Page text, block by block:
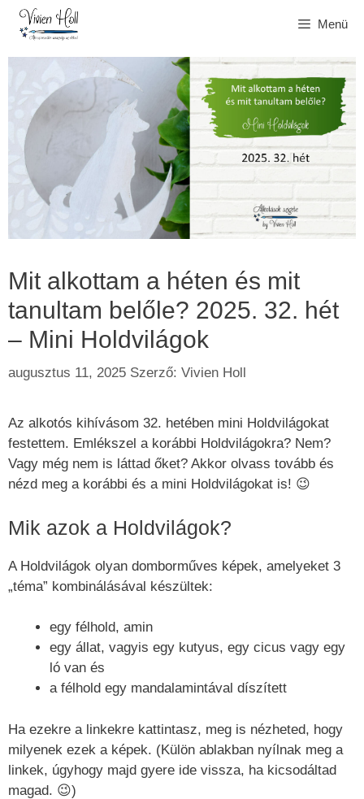
Kilépés
Menü
Mit alkottam a héten és mit
tanultam belőle? 2025. 32. hét
– Mini Holdvilágok
augusztus 11, 2025 Szerző: Vivien Holl
Az alkotós kihívásom 32. hetében mini Holdvilágokat
festettem. Emlékszel a korábbi Holdvilágokra? Nem?
Vagy még nem is láttad őket? Akkor olvass tovább és
nézd meg a korábbi és a mini Holdvilágokat is! 😉
Mik azok a Holdvilágok?
A Holdvilágok olyan domborműves képek, amelyeket 3
„téma” kombinálásával készültek:
egy félhold, amin
egy állat, vagyis egy kutyus, egy cicus vagy egy
ló van és
a félhold egy mandalamintával díszített
Ha ezekre a linkekre kattintasz, meg is nézheted, hogy
milyenek ezek a képek. (Külön ablakban nyílnak meg a
linkek, úgyhogy majd gyere ide vissza, ha kicsodáltad
magad. 😉)